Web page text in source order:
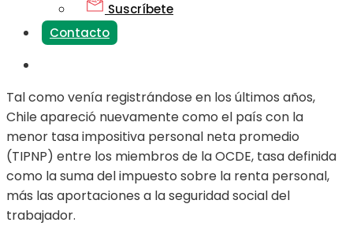
Suscríbete
Contacto
Tal como venía registrándose en los últimos años,
Chile apareció nuevamente como el país con la
menor tasa impositiva personal neta promedio
(TIPNP) entre los miembros de la OCDE, tasa definida
como la suma del impuesto sobre la renta personal,
más las aportaciones a la seguridad social del
trabajador.